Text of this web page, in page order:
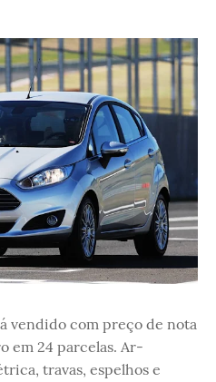
vendido com preço de nota
em 24 parcelas. Ar-
travas, espelhos e